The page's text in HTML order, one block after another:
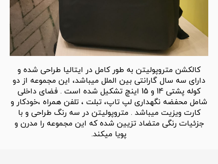
کالکشن متروپولیتن به طور کامل در ایتالیا طراحی شده و
دارای سه سال گارانتی بین الملل میباشد، این مجموعه از دو
کوله پشتی 14 و 15 اینچ تشکیل شده است . فضای داخلی
شامل محفضه نگهداری لپ تاپ، تبلت ، تلفن همراه ،خودکار و
کارت ویزیت میباشد . متروپولیتن در سه رنگ طراحی و با
جزئیات رنگی متضاد تزیین شده که این مجموعه را مدرن و
پویا میکند.